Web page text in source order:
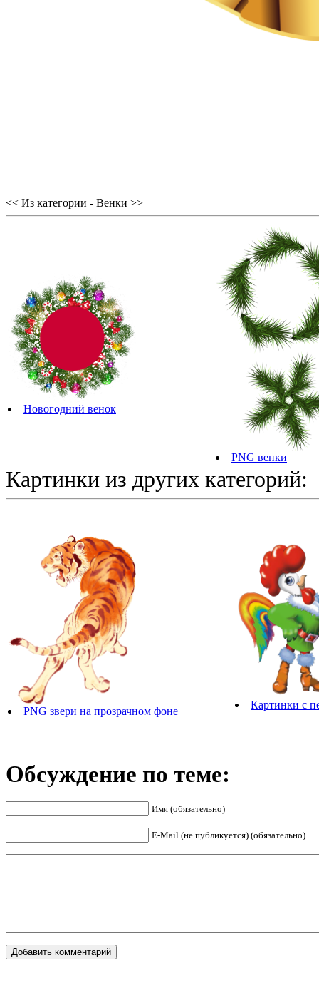
<< Из категории - Венки >>
Новогодний венок
PNG венки
Картинки из других категорий:
PNG звери на прозрачном фоне
Картинки с
Обсуждение по теме:
Имя (обязательно)
E-Mail (не публикуется) (обязательно)